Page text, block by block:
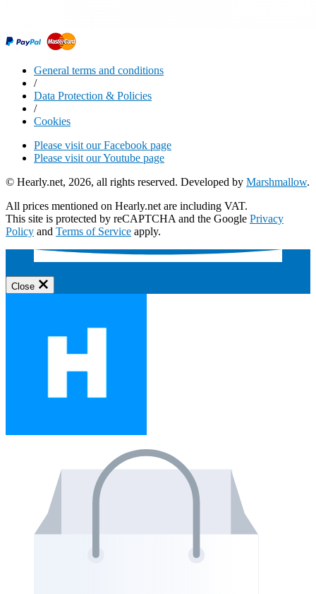
General terms and conditions
/
Data Protection & Policies
/
Cookies
Please visit our Facebook page
Please visit our Youtube page
© Hearly.net, 2026, all rights reserved. Developed by Marshmallow.
All prices mentioned on Hearly.net are including VAT.
This site is protected by reCAPTCHA and the Google Privacy
Policy and Terms of Service apply.
Close